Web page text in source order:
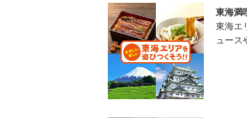
東海満
東海エ
ュース